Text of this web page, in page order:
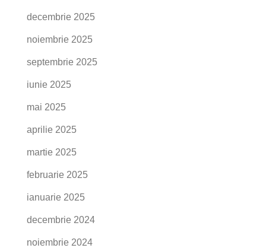
decembrie 2025
noiembrie 2025
septembrie 2025
iunie 2025
mai 2025
aprilie 2025
martie 2025
februarie 2025
ianuarie 2025
decembrie 2024
noiembrie 2024